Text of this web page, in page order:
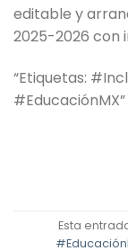
editable y
2025-2026 con
“Etiquetas:
#EducaciónMX”
Esta